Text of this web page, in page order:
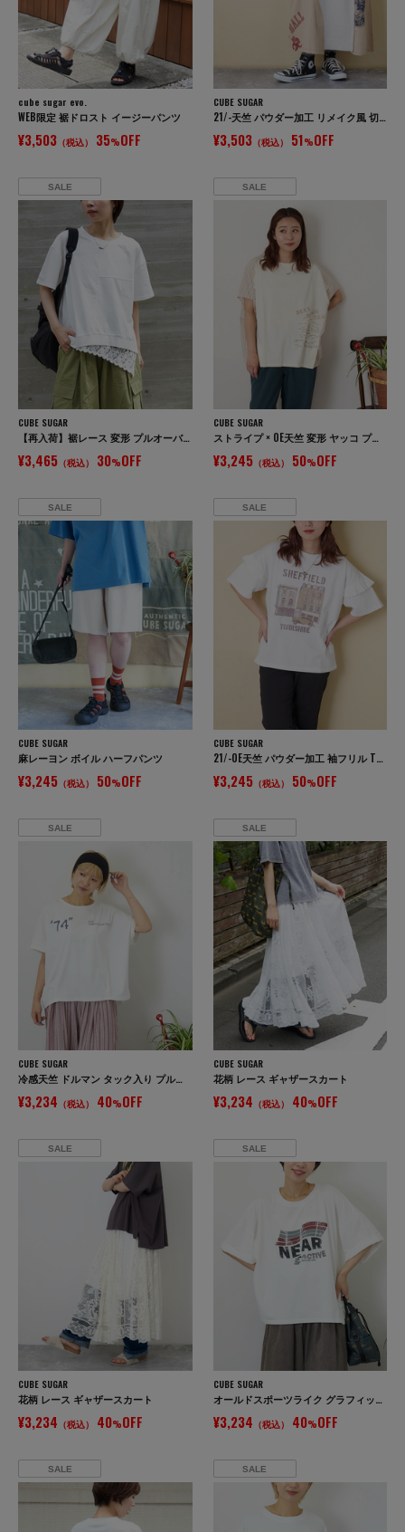
cube sugar evo.
WEB限定 裾ドロスト イージーパンツ
¥3,503 （税込） 35%OFF
CUBE SUGAR
21/-天竺 パウダー加工 リメイク風 切替 スカート
¥3,503（税込） 51%OFF
SALE
CUBE SUGAR
【再入荷】裾レース 変形 プルオーバー Tシャツ
¥3,465 （税込） 30%OFF
SALE
CUBE SUGAR
ストライプ × OE天竺 変形 ヤッコ プルオーバー シャツ
¥3,245（税込） 50%OFF
SALE
CUBE SUGAR
麻レーヨン ボイル ハーフパンツ
¥3,245 （税込） 50%OFF
SALE
CUBE SUGAR
21/-OE天竺 パウダー加工 袖フリル Tシャツ
¥3,245（税込） 50%OFF
SALE
CUBE SUGAR
冷感天竺 ドルマン タック入り プルオーバー Tシャツ
¥3,234 （税込） 40%OFF
SALE
CUBE SUGAR
花柄 レース ギャザースカート
¥3,234 （税込） 40%OFF
SALE
CUBE SUGAR
花柄 レース ギャザースカート
¥3,234 （税込） 40%OFF
SALE
CUBE SUGAR
オールドスポーツライク グラフィックロゴ ワイド Tシャツ
¥3,234 （税込） 40%OFF
SALE SALE